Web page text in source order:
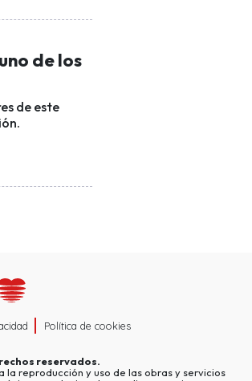
de los
de este
Política de cookies
reservados.
la reproducción y uso de las obras y servicios